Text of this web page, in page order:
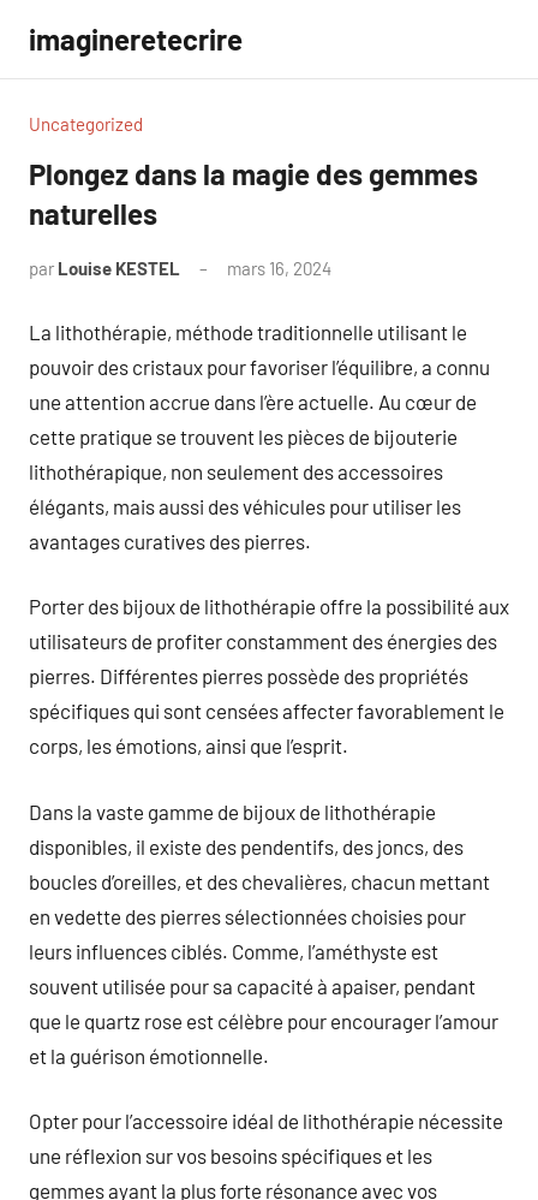
contenu
imagineretecrire
Uncategorized
Plongez dans la magie des gemmes
naturelles
par Louise KESTEL mars 16, 2024
La lithothérapie, méthode traditionnelle utilisant le
pouvoir des cristaux pour favoriser l’équilibre, a connu
une attention accrue dans l’ère actuelle. Au cœur de
cette pratique se trouvent les pièces de bijouterie
lithothérapique, non seulement des accessoires
élégants, mais aussi des véhicules pour utiliser les
avantages curatives des pierres.
Porter des bijoux de lithothérapie offre la possibilité aux
utilisateurs de profiter constamment des énergies des
pierres. Différentes pierres possède des propriétés
spécifiques qui sont censées affecter favorablement le
corps, les émotions, ainsi que l’esprit.
Dans la vaste gamme de bijoux de lithothérapie
disponibles, il existe des pendentifs, des joncs, des
boucles d’oreilles, et des chevalières, chacun mettant
en vedette des pierres sélectionnées choisies pour
leurs influences ciblés. Comme, l’améthyste est
souvent utilisée pour sa capacité à apaiser, pendant
que le quartz rose est célèbre pour encourager l’amour
et la guérison émotionnelle.
Opter pour l’accessoire idéal de lithothérapie nécessite
une réflexion sur vos besoins spécifiques et les
gemmes ayant la plus forte résonance avec vos